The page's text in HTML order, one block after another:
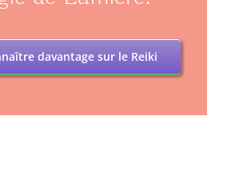
davantage sur le Reiki